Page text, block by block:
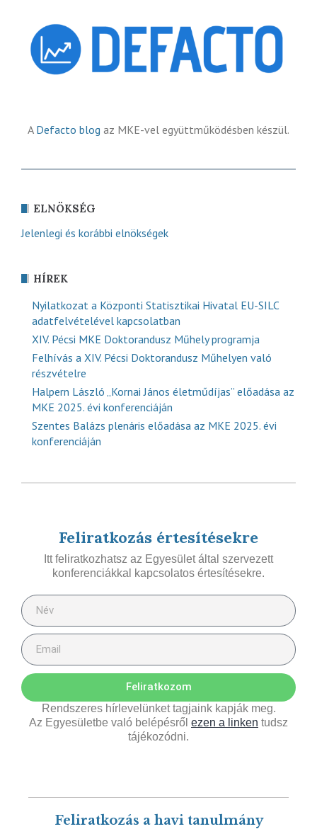
A Defacto blog az MKE-vel együttműködésben készül.
ELNÖKSÉG
Jelenlegi és korábbi elnökségek
HÍREK
Nyilatkozat a Központi Statisztikai Hivatal EU-SILC
adatfelvételével kapcsolatban
XIV. Pécsi MKE Doktorandusz Műhely programja
Felhívás a XIV. Pécsi Doktorandusz Műhelyen való
részvételre
Halpern László „Kornai János életműdíjas” előadása az
MKE 2025. évi konferenciáján
Szentes Balázs plenáris előadása az MKE 2025. évi
konferenciáján
Feliratkozás értesítésekre
Itt feliratkozhatsz az Egyesület által szervezett
konferenciákkal kapcsolatos értesítésekre.
Feliratkozom
Rendszeres hírlevelünket tagjaink kapják meg.
Az Egyesületbe való belépésről ezen a linken tudsz
tájékozódni.
Feliratkozás a havi tanulmány